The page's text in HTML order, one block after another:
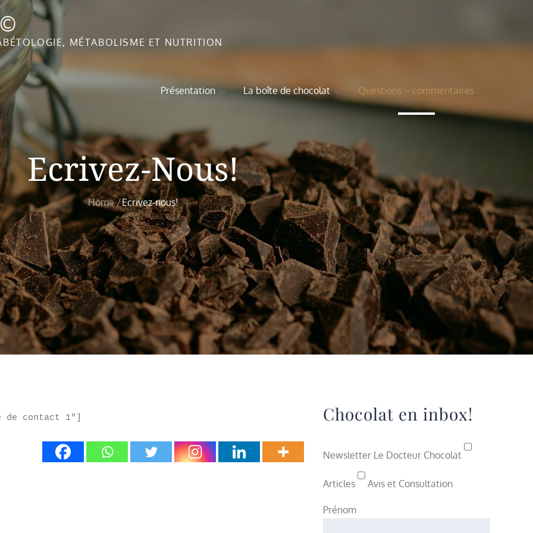
MÉTABOLISME ET NUTRITION
Présentation La boîte de chocolat Questions – commentaires
Ecrivez-Nous!
Home Ecrivez-nous!
de contact 1"] Chocolat en inbox!
Newsletter Le Docteur Chocolat
Articles Avis et Consultation
Prénom